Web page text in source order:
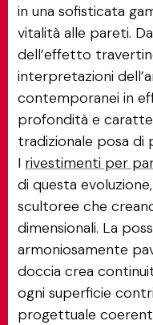
in una sofisticata
vitalità alle pareti.
dell’effetto
interpretazioni
contemporanei in
profondità e
tradizionale posa di
I rivestimenti per
di questa
scultoree che
dimensionali. La
armoniosamente
doccia crea
ogni superficie
progettuale